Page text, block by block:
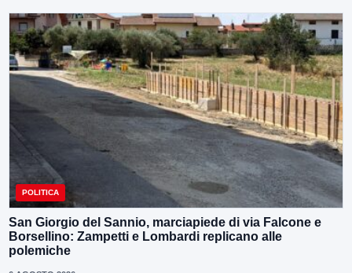
POLITICA
San Giorgio del Sannio, marciapiede di via Falcone e
Borsellino: Zampetti e Lombardi replicano alle
polemiche